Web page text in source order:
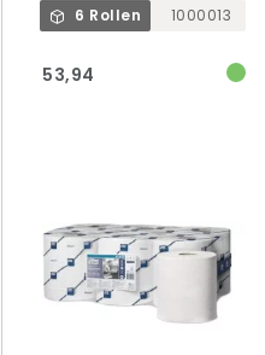
6 Rollen 1000013
53,94